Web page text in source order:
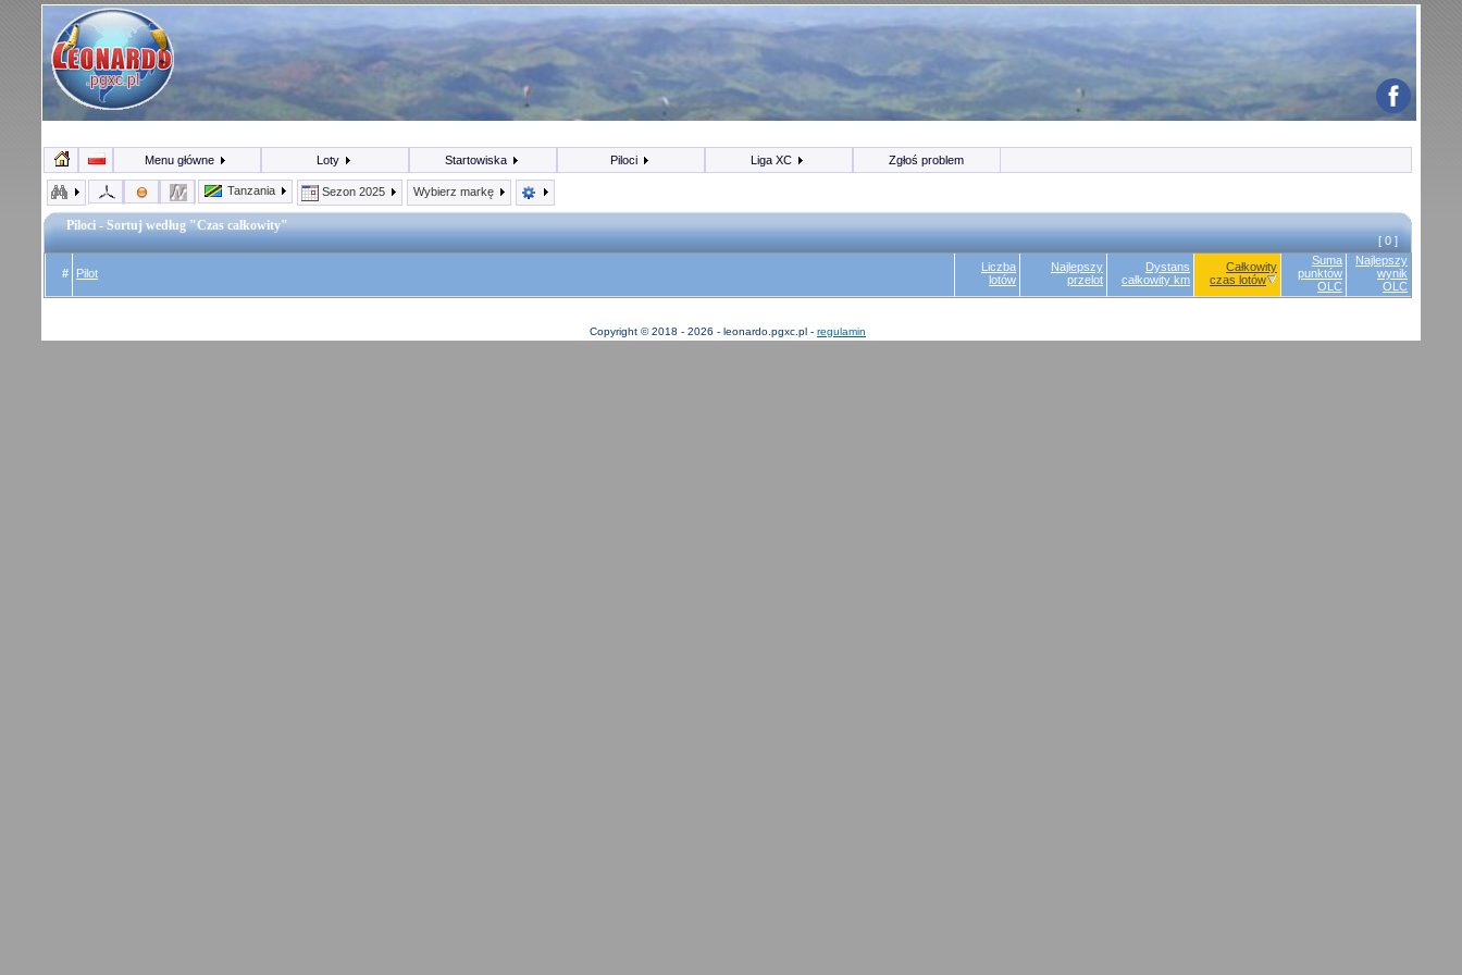
Menu główne Loty Startowiska Piloci Liga XC Zgłoś problem
Tanzania Sezon 2025 Wybierz markę
Piloci - Sortuj według "Czas całkowity"
[ 0 ]
# Pilot
Liczba
lotów
Najlepszy
przelot
Dystans
całkowity km
Całkowity
czas lotów
Suma
punktów
OLC
Najlepszy
wynik
OLC
Copyright © 2018 - 2026 - leonardo.pgxc.pl - regulamin